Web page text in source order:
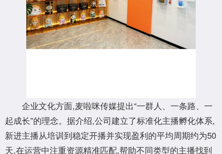
企业文化方面,麦啦咪传媒提出“一群人、一条路、一
起成长”的理念。据介绍,公司建立了标准化主播孵化体系,
新进主播从培训到稳定开播并实现盈利的平均周期约为50
天,在运营中注重资源精准匹配,帮助不同类型的主播找到